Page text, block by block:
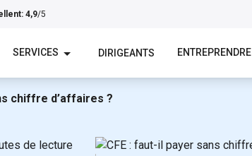
: 4,9/5
SERVICES DIRIGEANTS ENTREPRENDRE
chiffre d’affaires ?
de lecture